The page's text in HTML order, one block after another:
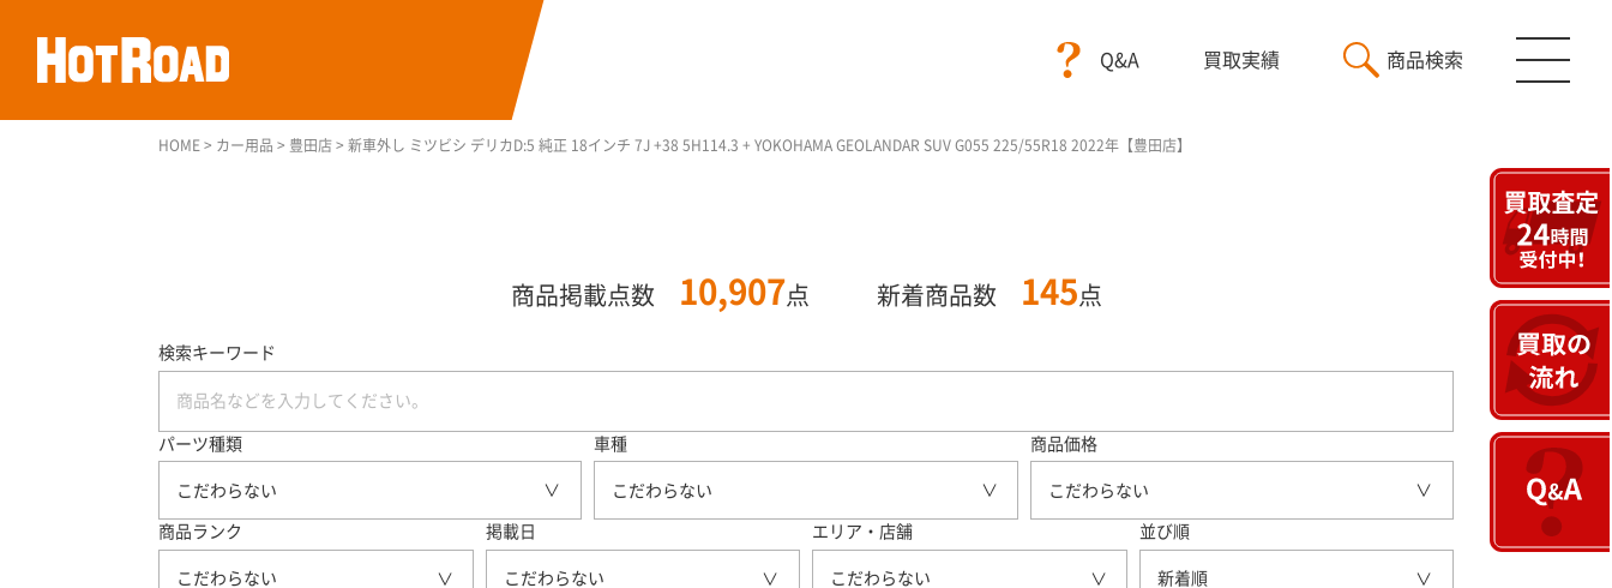
Q&A 買取実績 商品検索
HOME > カー用品 > 豊田店 > 新車外し ミツビシ デリカD:5 純正 18インチ 7J +38 5H114.3 + YOKOHAMA GEOLANDAR SUV G055 225/55R18 2022年【豊田店】
商品掲載点数 10,907点 新着商品数 145 点
検索キーワード
パーツ種類
こだわらない
車種
こだわらない
商品価格
こだわらない
商品ランク
こだわらない
掲載日
こだわらない
エリア・店舗
こだわらない
並び順
新着順